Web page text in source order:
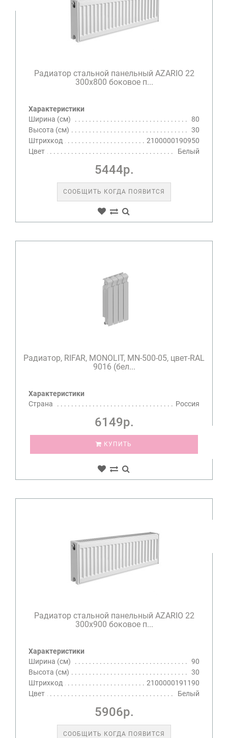
Радиатор стальной панельный AZARIO 22
300х800 боковое п...
Характеристики
Ширина (см)
80
Высота (см)
30
Штрихкод
2100000190950
Цвет
Белый
5444р.
СООБЩИТЬ КОГДА ПОЯВИТСЯ
Радиатор, RIFAR, MONOLIT, MN-500-05, цвет-RAL
9016 (бел...
Характеристики
Страна
Россия
6149р.
КУПИТЬ
Радиатор стальной панельный AZARIO 22
300х900 боковое п...
Характеристики
Ширина (см)
90
Высота (см)
30
Штрихкод
2100000191190
Цвет
Белый
5906р.
СООБЩИТЬ КОГДА ПОЯВИТСЯ